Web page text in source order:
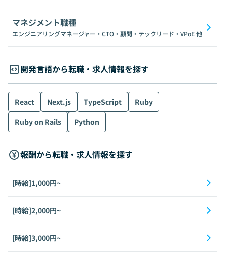
マネジメント職種
エンジニアリングマネージャー・CTO・顧問・テックリード・VPoE他
開発言語から転職・求人情報を探す
React Next.js TypeScript
Ruby
Ruby on Rails
Python
報酬から転職・求人情報を探す
[時給]1,000円~
[時給]2,000円~
[時給]3,000円~